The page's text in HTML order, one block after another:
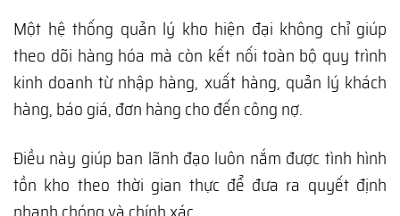
Một hệ thống quản lý kho hiện đại không chỉ giúp
theo dõi hàng hóa mà còn kết nối toàn bộ quy trình
kinh doanh từ nhập hàng, xuất hàng, quản lý khách
hàng, báo giá, đơn hàng cho đến công nợ.
Điều này giúp ban lãnh đạo luôn nắm được tình hình
tồn kho theo thời gian thực để đưa ra quyết định